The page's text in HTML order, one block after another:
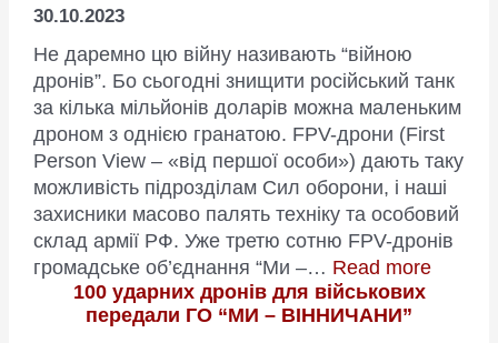
оборони
30.10.2023
Не даремно цю війну називають “війною
дронів”. Бо сьогодні знищити російський танк
за кілька мільйонів доларів можна маленьким
дроном з однією гранатою. FPV-дрони (First
Person View – «від першої особи») дають таку
можливість підрозділам Сил оборони, і наші
захисники масово палять техніку та особовий
склад армії РФ. Уже третю сотню FPV-дронів
громадське об’єднання “Ми –… Read more:
100 ударних дронів для військових
передали ГО “МИ – ВІННИЧАНИ”